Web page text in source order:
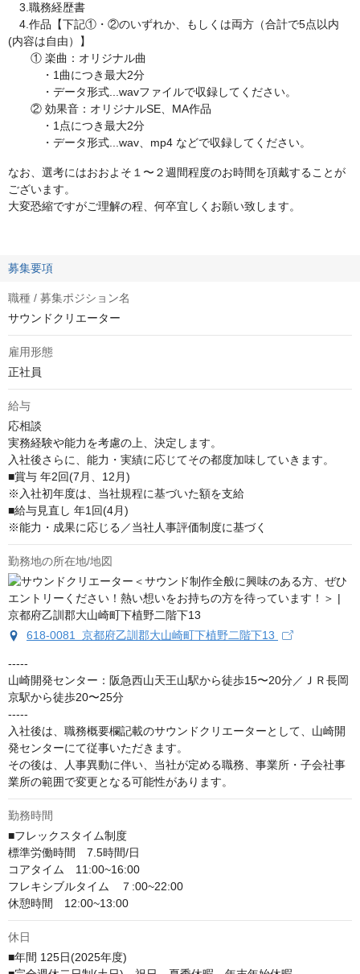
3.職務経歴書
4.作品【下記①・②のいずれか、もしくは両方（合計で5点以内
(内容は自由）】
① 楽曲：オリジナル曲
・1曲につき最大2分
・データ形式...wavファイルで収録してください。
② 効果音：オリジナルSE、MA作品
・1点につき最大2分
・データ形式...wav、mp4 などで収録してください。
なお、選考にはおおよそ１〜２週間程度のお時間を頂戴することが
ございます。
大変恐縮ですがご理解の程、何卒宜しくお願い致します。
募集要項
職種 / 募集ポジション名
サウンドクリエーター
雇用形態
正社員
給与
応相談
実務経験や能力を考慮の上、決定します。
入社後さらに、能力・実績に応じてその都度加味していきます。
■賞与 年2回(7月、12月)
※入社初年度は、当社規程に基づいた額を支給
■給与見直し 年1回(4月)
※能力・成果に応じる／当社人事評価制度に基づく
勤務地の所在地/地図
618-0081 京都府乙訓郡大山崎町下植野二階下13
-----
山崎開発センター：阪急西山天王山駅から徒歩15〜20分／ＪＲ長岡
京駅から徒歩20〜25分
-----
入社後は、職務概要欄記載のサウンドクリエーターとして、山崎開
発センターにて従事いただきます。
その後は、人事異動に伴い、当社が定める職務、事業所・子会社事
業所の範囲で変更となる可能性があります。
勤務時間
■フレックスタイム制度
標準労働時間　7.5時間/日
コアタイム　11:00~16:00
フレキシブルタイム　７:00~22:00
休憩時間　12:00~13:00
休日
■年間 125日(2025年度)